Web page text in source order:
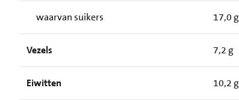
waarvan suikers 17,0 g
Vezels 7,2 g
Eiwitten 10,2 g